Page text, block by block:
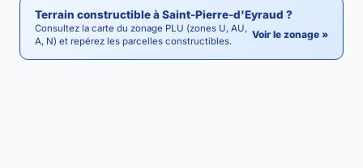
Terrain constructible à Saint-Pierre-d'Eyraud ?
Consultez la carte du zonage PLU (zones U, AU,
A, N) et repérez les parcelles constructibles.
Voir le zonage »